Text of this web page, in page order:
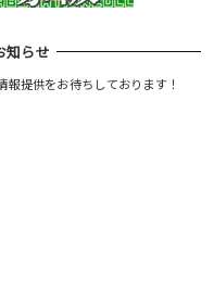
知らせ
報提供をお待ちしております！